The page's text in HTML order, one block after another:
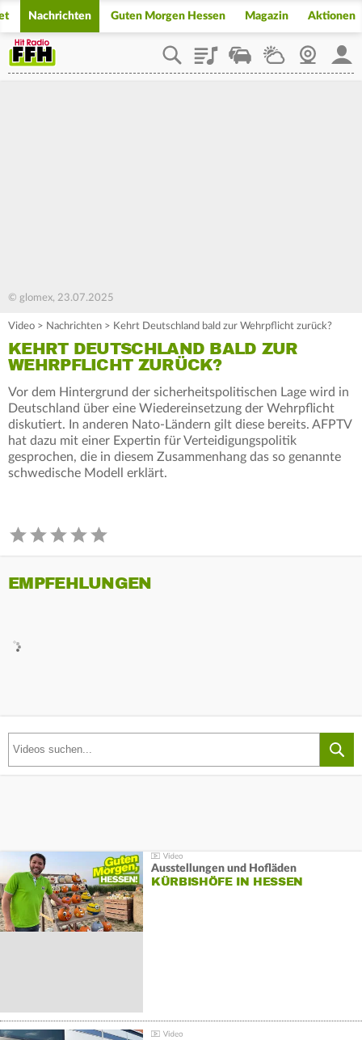
Nachrichten Guten Morgen Hessen Magazin Aktionen
PlaylistStaupilotWetterWebcam
© glomex, 23.07.2025
Video > Nachrichten > Kehrt Deutschland bald zur Wehrpflicht zurück?
KEHRT DEUTSCHLAND BALD ZUR
WEHRPFLICHT ZURÜCK?
Vor dem Hintergrund der sicherheitspolitischen Lage wird in
Deutschland über eine Wiedereinsetzung der Wehrpflicht
diskutiert. In anderen Nato-Ländern gilt diese bereits. AFPTV
hat dazu mit einer Expertin für Verteidigungspolitik
gesprochen, die in diesem Zusammenhang das so genannte
schwedische Modell erklärt.
EMPFEHLUNGEN
Ausstellungen und Hofläden
KÜRBISHÖFE IN HESSEN